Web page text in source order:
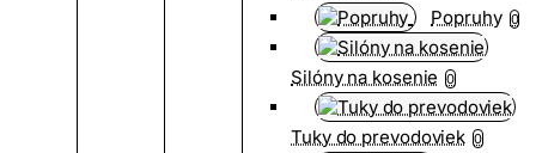
Popruhy 0
Silóny na kosenie 0
Tuky do prevodoviek 0